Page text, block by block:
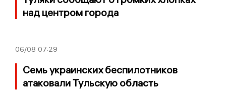
над центром города
06/08 07:29
Семь украинских беспилотников
атаковали Тульскую область